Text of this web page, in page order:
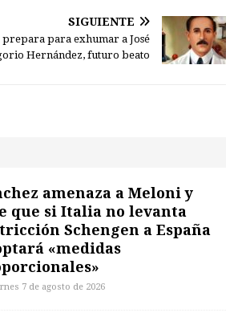
SIGUIENTE
prepara para exhumar a José
Hernández, futuro beato
amenaza a Meloni y
que si Italia no levanta
Schengen a España
«medidas
7 de agosto de 2026